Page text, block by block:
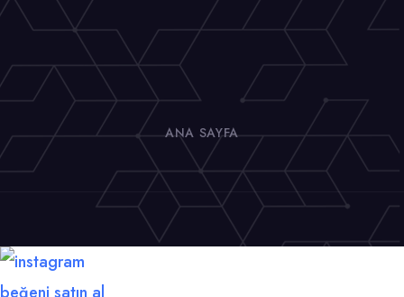
ANA SAYFA